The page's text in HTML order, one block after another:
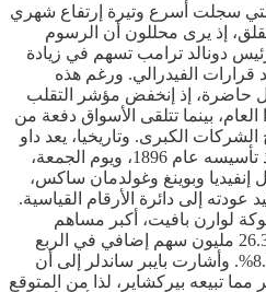
سجلت أسرع وتيرة إرتفاع شهري
إذ يرى محللون أن الرسوم
دونالد ترامب تسهم في زيادة
قرارات الفيدرالي. ورغم هذه
حاضرة، إذ إنخفض مؤشر التقلب
بينما تتلقى الأسواق دفعة من
الكبرى. وتاريخيا، يعد داو
جونز رمزا للسوق الأميركي منذ تأسيسه عام 1896، ويوم الجمعة،
وبوينغ وغولدمان ساكس،
إلى دائرة الأرقام القياسية.
لوارن بافيت، أكبر مساهم
مؤسسي في بنك أوف أميركا، 26.3 مليون سهم إضافي في الربع
الثاني، مما خفض ملكيتها إلى 8.1%. وأشارت بايبر ساندلر إلى أن
مما تبيعه بيركشاير، لذا من المتوقع